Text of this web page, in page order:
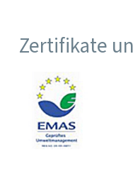
Zertifikate